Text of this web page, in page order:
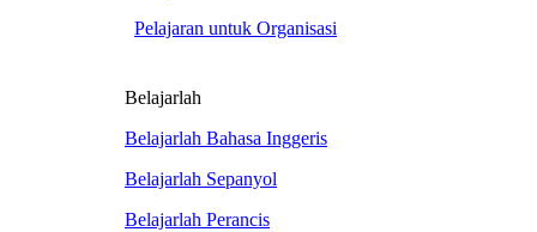
Pelajaran untuk Organisasi
Belajarlah
Belajarlah Bahasa Inggeris
Belajarlah Sepanyol
Belajarlah Perancis